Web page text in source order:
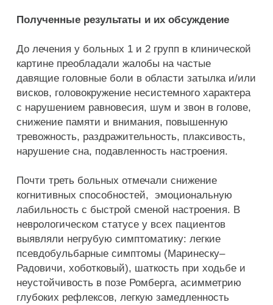
Полученные результаты и их обсуждение
До лечения у больных 1 и 2 групп в клинической
картине преобладали жалобы на частые
давящие головные боли в области затылка и/или
висков, головокружение несистемного характера
с нарушением равновесия, шум и звон в голове,
снижение памяти и внимания, повышенную
тревожность, раздражительность, плаксивость,
нарушение сна, подавленность настроения.
Почти треть больных отмечали снижение
когнитивных способностей, эмоциональную
лабильность с быстрой сменой настроения. В
неврологическом статусе у всех пациентов
выявляли негрубую симптоматику: легкие
псевдобульбарные симптомы (Маринеску–
Радовичи, хоботковый), шаткость при ходьбе и
неустойчивость в позе Ромберга, асимметрию
глубоких рефлексов, легкую замедленность